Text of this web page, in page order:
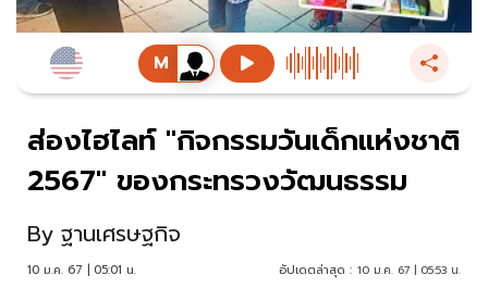
ส่องไฮไลท์ "กิจกรรมวันเด็กแห่งชาติ
2567" ของกระทรวงวัฒนธรรม
By ฐานเศรษฐกิจ
10 ม.ค. 67 | 05:01 น. อัปเดตล่าสุด : 10 ม.ค. 67 | 05:53 น.